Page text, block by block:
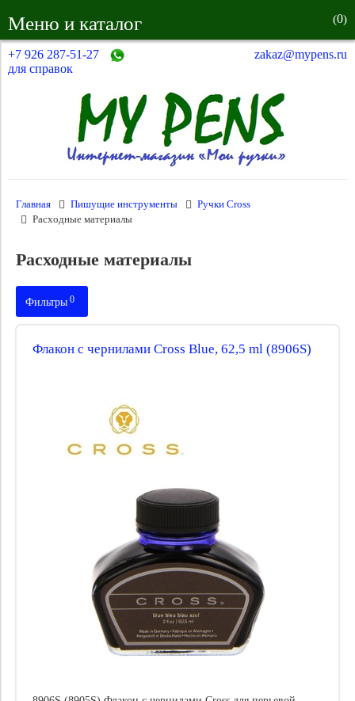
Меню и каталог (0)
+7 926 287-51-27
для справок
zakaz@mypens.ru
Главная Пишущие инструменты
Ручки Cross
Расходные материалы
Расходные материалы
Фильтры 0
Флакон с чернилами Cross Blue, 62,5 ml (8906S)